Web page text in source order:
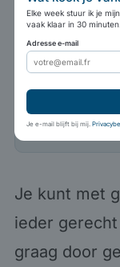
Adresse e-mail
Je e-mail blijft bij mij.
Je kunt met
ieder
graag door
Elke week stuur ik je
vaak klaar in 30 minuten.
Adresse e-mail
Je e-mail blijft bij mij.